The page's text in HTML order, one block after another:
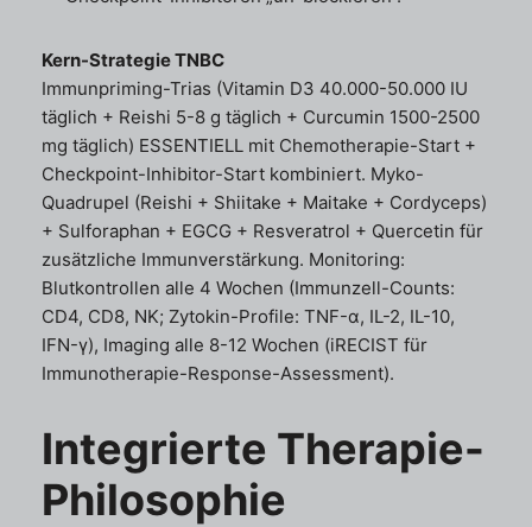
Kern-Strategie TNBC
Immunpriming-Trias (Vitamin D3 40.000-50.000 IU
täglich + Reishi 5-8 g täglich + Curcumin 1500-2500
mg täglich) ESSENTIELL mit Chemotherapie-Start +
Checkpoint-Inhibitor-Start kombiniert. Myko-
Quadrupel (Reishi + Shiitake + Maitake + Cordyceps)
+ Sulforaphan + EGCG + Resveratrol + Quercetin für
zusätzliche Immunverstärkung. Monitoring:
Blutkontrollen alle 4 Wochen (Immunzell-Counts:
CD4, CD8, NK; Zytokin-Profile: TNF-α, IL-2, IL-10,
IFN-γ), Imaging alle 8-12 Wochen (iRECIST für
Immunotherapie-Response-Assessment).
Integrierte Therapie-
Philosophie